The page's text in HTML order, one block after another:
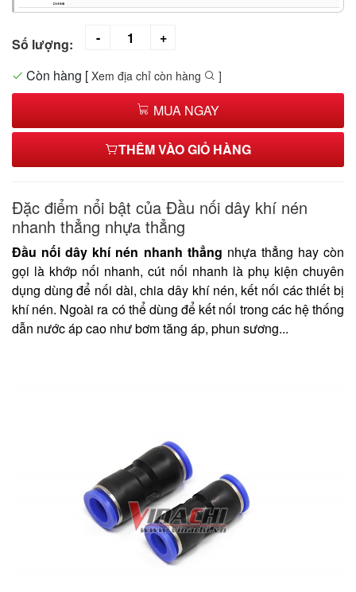
Số lượng:
Còn hàng [ Xem địa chỉ còn hàng ]
MUA NGAY
THÊM VÀO GIỎ HÀNG
Đặc điểm nổi bật của Đầu nối dây khí nén
nhanh thẳng nhựa thẳng
Đầu nối dây khí nén nhanh thẳng nhựa thẳng hay còn
gọi là khớp nối nhanh, cút nối nhanh là phụ kiện chuyên
dụng dùng để nối dài, chia dây khí nén, kết nối các thiết bị
khí nén. Ngoài ra có thể dùng để kết nối trong các hệ thống
dẫn nước áp cao như bơm tăng áp, phun sương...